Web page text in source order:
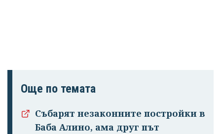
Още по темата
Събарят незаконните постройки в
Баба Алино, ама друг път